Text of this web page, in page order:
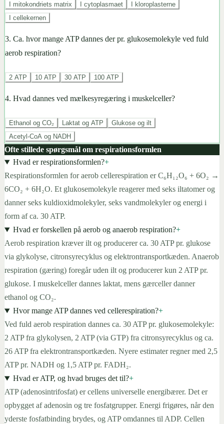
I mitokondriets matrix I cytoplasmaet
I kloroplasterne
I cellekernen
3. Ca. hvor mange ATP dannes der pr. glukosemolekyle ved fuld
aerob respiration?
2 ATP 10 ATP 30 ATP 100 ATP
4. Hvad dannes ved mælkesyregæring i muskelceller?
Ethanol og CO₂ Laktat og ATP
Glukose og ilt
Acetyl-CoA og NADH
Ofte stillede spørgsmål om respirationsformlen
Hvad er respirationsformlen?+
Respirationsformlen for aerob cellerespiration er C₆H₁₂O₆ + 6O₂ →
6CO₂ + 6H₂O. Et glukosemolekyle reagerer med seks iltatomer og
danner seks kuldioxidmolekyler, seks vandmolekyler og energi i
form af ca. 30 ATP.
Hvad er forskellen på aerob og anaerob respiration?+
Aerob respiration kræver ilt og producerer ca. 30 ATP pr. glukose
via glykolyse, citronsyrecyklus og elektrontransportkæden. Anaerob
respiration (gæring) foregår uden ilt og producerer kun 2 ATP pr.
glukose. I muskelceller dannes laktat, mens gærceller danner
ethanol og CO₂.
Hvor mange ATP dannes ved cellerespiration?+
Ved fuld aerob respiration dannes ca. 30 ATP pr. glukosemolekyle:
2 ATP fra glykolysen, 2 ATP (via GTP) fra citronsyrecyklus og ca.
26 ATP fra elektrontransportkæden. Nyere estimater regner med 2,5
ATP pr. NADH og 1,5 ATP pr. FADH₂.
Hvad er ATP, og hvad bruges det til?+
ATP (adenosintrifosfat) er cellens universelle energibærer. Det er
opbygget af adenosin og tre fosfatgrupper. Energi frigøres, når den
yderste fosfatbinding brydes, og ATP omdannes til ADP. Cellen